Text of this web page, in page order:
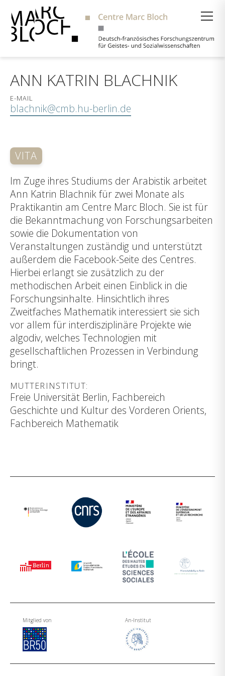
ANN KATRIN BLACHNIK
E-MAIL
blachnik@cmb.hu-berlin.de
VITA
Im Zuge ihres Studiums der Arabistik arbeitet
Ann Katrin Blachnik für zwei Monate als
Praktikantin am Centre Marc Bloch. Sie ist für
die Bekanntmachung von Forschungsarbeiten
sowie die Dokumentation von
Veranstaltungen zuständig und unterstützt
außerdem die Facebook-Seite des Centres.
Hierbei erlangt sie zusätzlich zu der
methodischen Arbeit einen Einblick in die
Forschungsinhalte. Hinsichtlich ihres
Zweitfaches Mathematik interessiert sie sich
vor allem für interdisziplinäre Projekte wie
algodiv, welches Technologien mit
gesellschaftlichen Prozessen in Verbindung
bringt.
MUTTERINSTITUT:
Freie Universität Berlin, Fachbereich
Geschichte und Kultur des Vorderen Orients,
Fachbereich Mathematik
Mitglied von An-Institut